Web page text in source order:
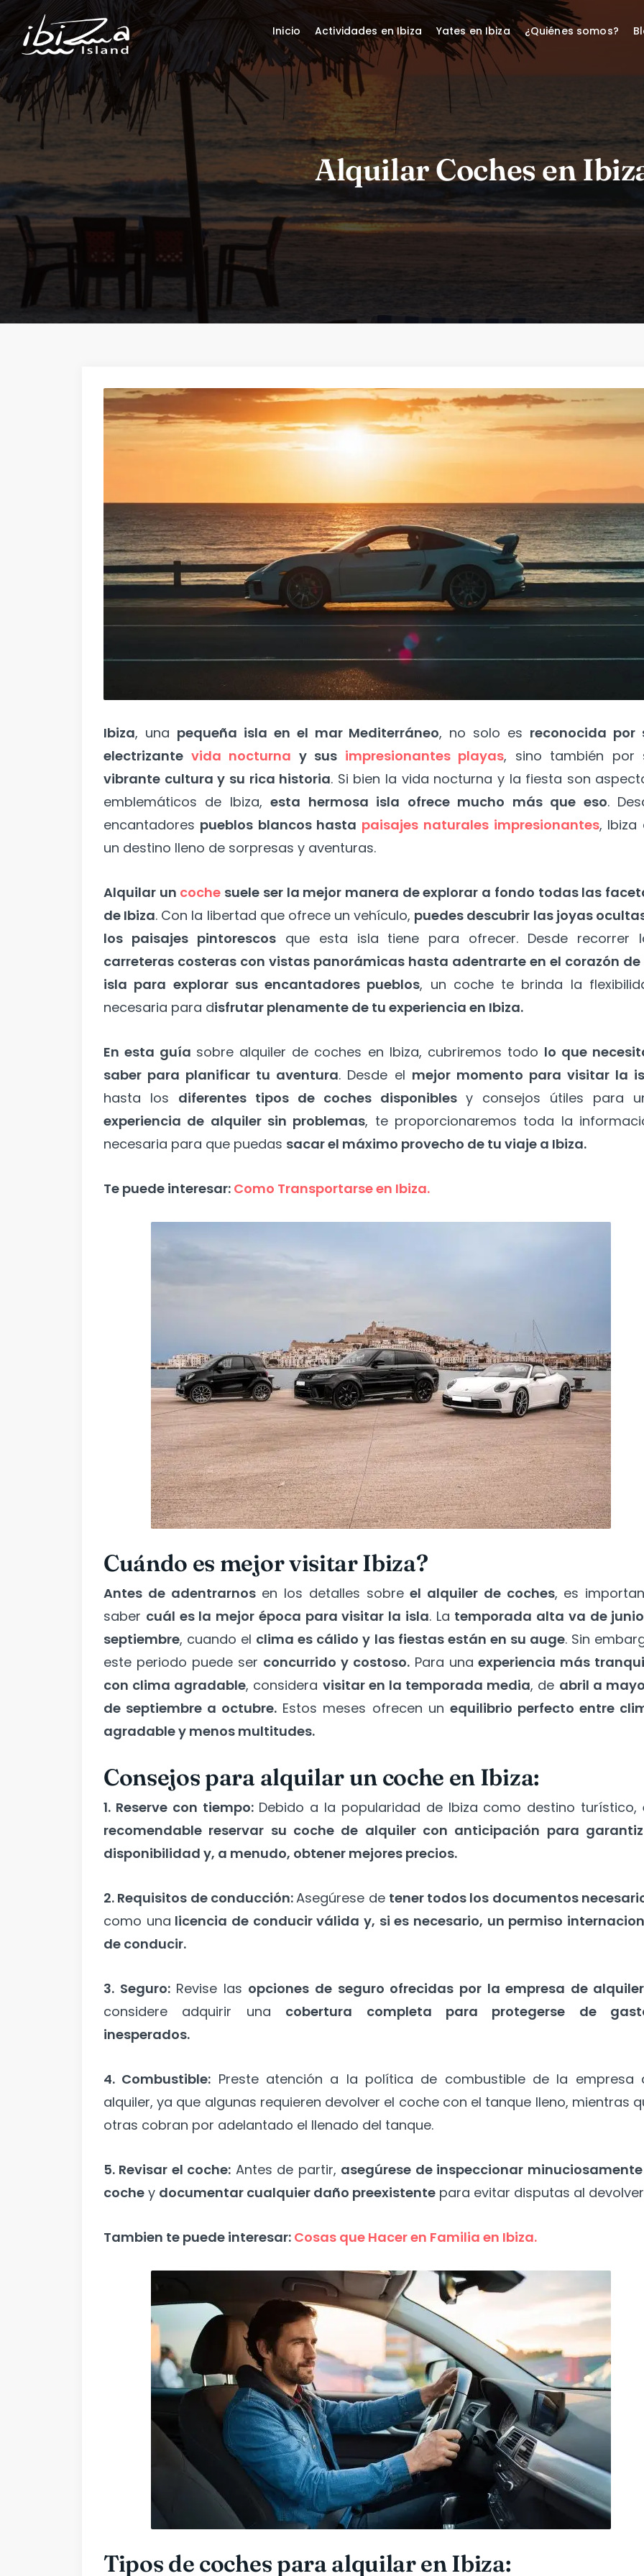
Alquilar Coches en
Ibiza, una pequeña isla en el mar Mediterráneo, no solo es reconocida por
electrizante vida nocturna y sus impresionantes playas, sino también por
vibrante cultura y su rica historia. Si bien la vida nocturna y la fiesta son
emblemáticos de Ibiza,esta hermosa isla ofrece mucho más que eso.
encantadores pueblos blancos hasta paisajes naturales impresionantes, Ibiza
un destino lleno de sorpresas y aventuras.
Alquilar un coche suele ser la mejor manera de explorar a fondo todas las
de Ibiza. Con la libertad que ofrece un vehículo, puedes descubrir las joyas
los paisajes pintorescosque esta isla tiene para ofrecer. Desde recorrer
carreteras costeras con vistas panorámicas hasta adentrarte en el corazón de
isla para explorar sus encantadores pueblos, un coche te brinda la
necesaria para disfrutar plenamente de tu experiencia en Ibiza.
En esta guía sobre alquiler de coches en Ibiza, cubriremos todo lo que
saber para planificar tu aventura. Desde el mejor momento para visitar la
hasta los diferentes tipos de coches disponibles y consejos útiles para
experiencia de alquiler sin problemas, te proporcionaremos toda la
necesaria para que puedas sacar el máximo provecho de tu viaje a Ibiza.
Te puede interesar: Como Transportarse en Ibiza.
Cuándo es mejor visitar Ibiza?
Antes de adentrarnosen los detalles sobreel alquiler de coches, es
saber cuál es la mejor época para visitar la isla. La temporada alta va de
septiembre, cuando el clima es cálido y las fiestas están en su auge. Sin
este periodo puede ser concurrido y costoso. Para una experiencia más
con clima agradable, considera visitar en la temporada media, de abril a
de septiembre a octubre. Estos meses ofrecen un equilibrio perfecto entre
agradable y menos multitudes.
Consejos para alquilar un coche en Ibiza:
1. Reserve con tiempo:Debido a la popularidad de Ibiza como destino turístico,
recomendable reservar su coche de alquiler con anticipación para
disponibilidad y, a menudo, obtener mejores precios.
2. Requisitos de conducción:Asegúrese de tener todos los documentos
como una licencia de conducir válida y, si es necesario, un permiso
de conducir.
3. Seguro:Revise las opciones de seguro ofrecidas por la empresa de alquiler
considere adquirir una cobertura completa para protegerse de
inesperados.
4. Combustible: Preste atención a la política de combustible de la empresa
alquiler, ya que algunas requieren devolver el coche con el tanque lleno, mientras
otras cobran por adelantado el llenado del tanque.
5. Revisar el coche: Antes de partir, asegúrese de inspeccionar
coche y documentar cualquier daño preexistente para evitar disputas al
Tambien te puede interesar: Cosas que Hacer en Familia en Ibiza.
Tipos de coches para alquilar en Ibiza:
Inicio Actividades en Ibiza Yates en Ibiza ¿Quiénes somos?